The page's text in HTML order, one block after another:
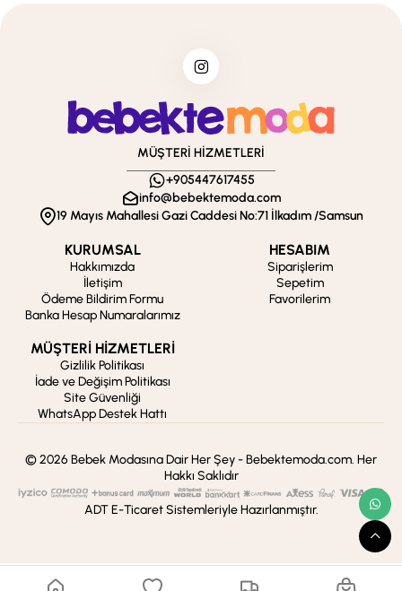
MÜŞTERİ HİZMETLERİ
+905447617455
info@bebektemoda.com
19 Mayıs Mahallesi Gazi Caddesi No:71 İlkadım /Samsun
KURUMSAL
Hakkımızda
İletişim
Ödeme Bildirim Formu
Banka Hesap Numaralarımız
HESABIM
Siparişlerim
Sepetim
Favorilerim
MÜŞTERİ HİZMETLERİ
Gizlilik Politikası
İade ve Değişim Politikası
Site Güvenliği
WhatsApp Destek Hattı
© 2026 Bebek Modasına Dair Her Şey - Bebektemoda.com. Her
Hakkı Saklıdır
ADT E-Ticaret Sistemleriyle Hazırlanmıştır.